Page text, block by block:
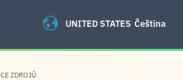
UNITED STATES Čeština
ZDROJŮ